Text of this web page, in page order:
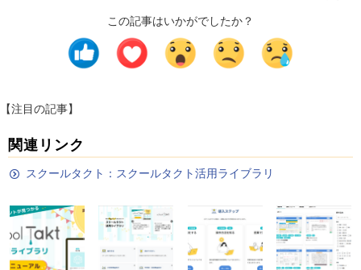
この記事はいかがでしたか？
【注目の記事】
関連リンク
スクールタクト：スクールタクト活用ライブラリ